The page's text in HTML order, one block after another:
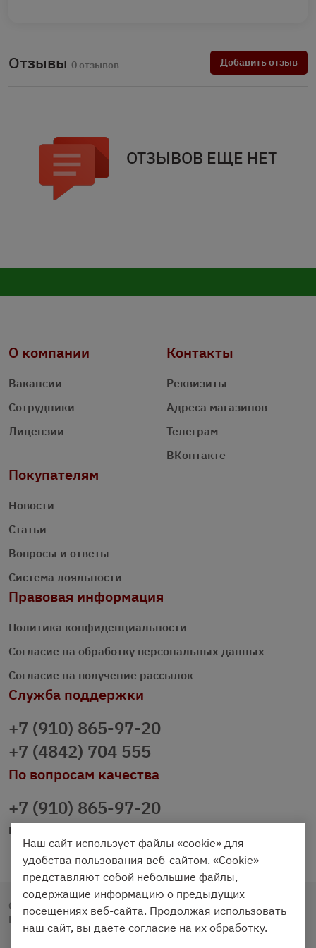
Отзывы 0 отзывов Добавить отзыв
ОТЗЫВОВ ЕЩЕ НЕТ
О компании
Вакансии
Сотрудники
Лицензии
Контакты
Реквизиты
Адреса магазинов
Телеграм
ВКонтакте
Покупателям
Новости
Статьи
Вопросы и ответы
Система лояльности
Правовая информация
Политика конфиденциальности
Согласие на обработку персональных данных
Согласие на получение рассылок
Служба поддержки
+7 (910) 865-97-20
+7 (4842) 704 555
По вопросам качества
+7 (910) 865-97-20
prazdnichniy40@palmi.ru
Copyright © 2020 - 2026. Праздничный Стол.
Разработка и продвижение - Vegas Studio
Наш сайт использует файлы «cookie» для
удобства пользования веб-сайтом. «Cookie»
представляют собой небольшие файлы,
содержащие информацию о предыдущих
посещениях веб-сайта. Продолжая использовать
наш сайт, вы даете согласие на их обработку.